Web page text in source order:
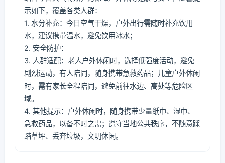
示如下，覆盖各类人群：
1. 水分补充：今日空气干燥，户外出行需随时补充饮用
水，建议携带温水，避免饮用冰水；
2. 安全防护：
3. 人群适配：老人户外休闲时，选择低强度活动，避免
剧烈运动，有人陪同，随身携带急救药品；儿童户外休闲
时，需有家长全程陪同，避免前往水边、高处等危险区
域。
4. 其他提示：户外休闲时，随身携带少量纸巾、湿巾、
急救药品，以备不时之需；遵守当地公共秩序，不随意踩
踏草坪、丢弃垃圾，文明休闲。